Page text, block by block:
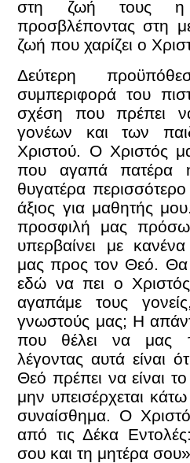
στη ζωή τους η
προσβλέποντας στη
ζωή που χαρίζει ο
Δεύτερη
συμπεριφορά του
σχέση που πρέπει
γονέων και των
Χριστού. Ο Χριστός
που αγαπά
θυγατέρα
άξιος για μαθητής
προσφιλή μας
υπερβαίνει με
μας προς τον Θεό. Θα
εδώ να πει ο
αγαπάμε τους
γνωστούς μας; Η
που θέλει να μας
λέγοντας αυτά είναι
Θεό πρέπει να είναι
μην υπεισέρχεται
συναίσθημα. Ο
από τις Δέκα
σου και τη μητέρα